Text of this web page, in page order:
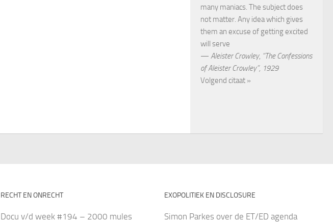
many maniacs. The subject does
not matter. Any idea which gives
them an excuse of getting excited
will serve
— Aleister Crowley, “The Confessions
of Aleister Crowley”, 1929
Volgend citaat »
RECHT EN ONRECHT
Docu v/d week #194 – 2000 mules
EXOPOLITIEK EN DISCLOSURE
Simon Parkes over de ET/ED agenda